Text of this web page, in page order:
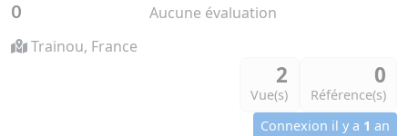
0
Aucune évaluation
Trainou, France
2
Vue(s)
0
Référence(s)
Connexion il y a 1 an